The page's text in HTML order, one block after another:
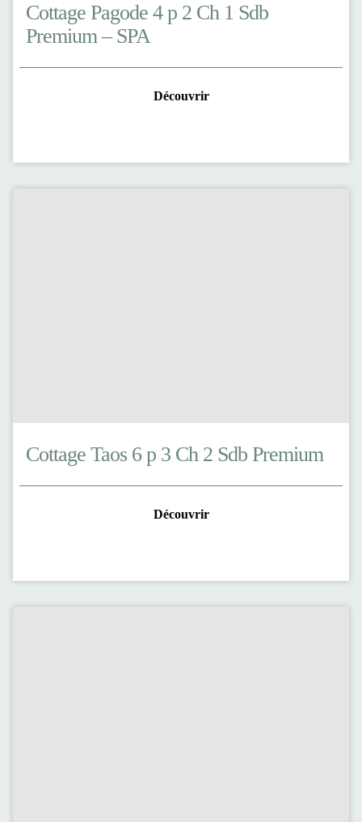
Cottage Pagode 4 p 2 Ch 1 Sdb
Premium – SPA
Découvrir
Cottage Taos 6 p 3 Ch 2 Sdb Premium
Découvrir